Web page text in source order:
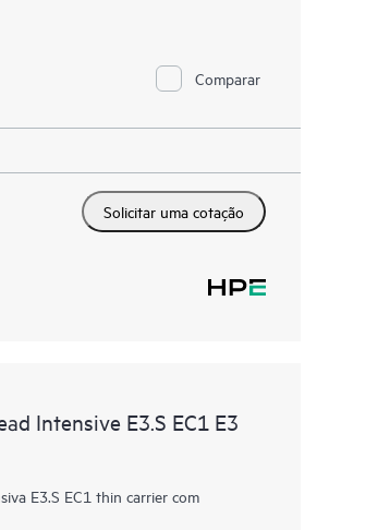
Comparar
Solicitar uma cotação
Intensive E3.S EC1 E3
E3.S EC1 thin carrier com